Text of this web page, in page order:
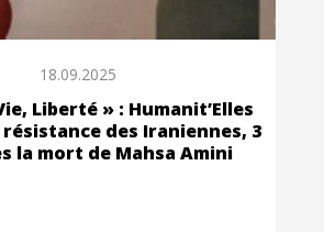
18.09.2025
Liberté » : Humanit’Elles
des Iraniennes, 3
la mort de Mahsa Amini